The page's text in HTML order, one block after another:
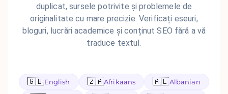
duplicat, sursele potrivite și problemele de
originalitate cu mare precizie. Verificați eseuri,
bloguri, lucrări academice și conținut SEO fără a vă
traduce textul.
🇬🇧English 🇿🇦Afrikaans 🇦🇱Albanian